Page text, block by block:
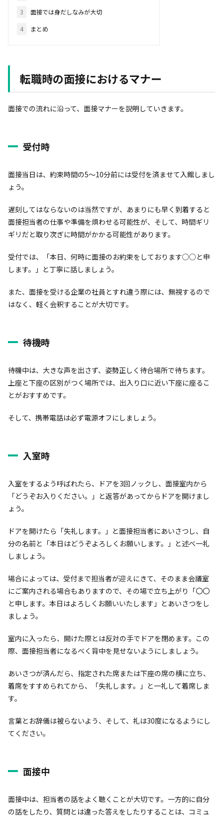
3
面接では身だしなみが大切
4
まとめ
転職時の面接におけるマナー
面接での流れに沿って、面接マナーを説明していきます。
受付時
面接当日は、約束時間の5〜10分前には受付を済ませて入館しまし
ょう。
遅刻してはならないのは当然ですが、あまりにも早く到着すると
面接担当者の仕事や準備を煩わせる可能性が、そして、時間ギリ
ギリだと取り次ぎに時間がかかる可能性があります。
受付では、「本日、何時に面接のお約束をしております○○と申
します。」と丁寧に話しましょう。
また、面接を受ける企業の社員とすれ違う際には、無視するので
はなく、軽く会釈することが大切です。
待機時
待機中は、大きな声を出さず、姿勢正しく待合場所で待ちます。
上座と下座の区別がつく場所では、出入り口に近い下座に座るこ
とがおすすめです。
そして、携帯電話は必ず電源オフにしましょう。
入室時
入室をするよう呼ばれたら、ドアを3回ノックし、面接室内から
「どうぞお入りください。」と返答があってからドアを開けまし
ょう。
ドアを開けたら「失礼します。」と面接担当者にあいさつし、自
分の名前と「本日はどうぞよろしくお願いします。」と述べ一礼
しましょう。
場合によっては、受付まで担当者が迎えにきて、そのまま会議室
にご案内される場合もありますので、その場で立ち上がり「〇〇
と申します。本日はよろしくお願いいたします」とあいさつをし
ましょう。
室内に入ったら、開けた際とは反対の手でドアを閉めます。この
際、面接担当者になるべく背中を見せないようにしましょう。
あいさつが済んだら、指定された席または下座の席の横に立ち、
着席をすすめられてから、「失礼します。」と一礼して着席しま
す。
言葉とお辞儀は被らないよう、そして、礼は30度になるようにし
てください。
面接中
面接中は、担当者の話をよく聴くことが大切です。一方的に自分
の話をしたり、質問とは違った答えをしたりすることは、コミュ